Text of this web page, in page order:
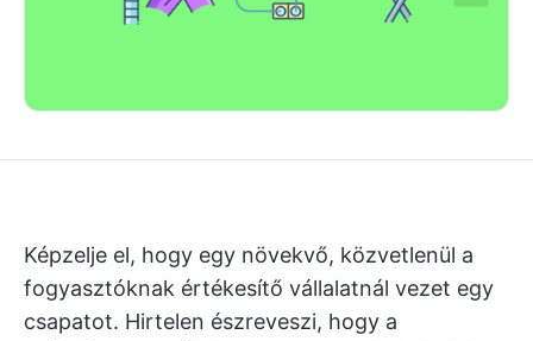
Képzelje el, hogy egy növekvő, közvetlenül a
fogyasztóknak értékesítő vállalatnál vezet egy
csapatot. Hirtelen észreveszi, hogy a